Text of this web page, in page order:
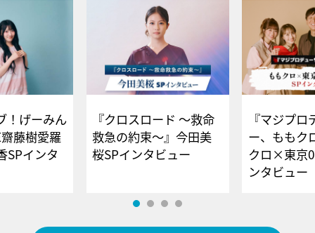
！げーみん
藤樹愛羅
SPインタ
『クロスロード ～救命
救急の約束～』今田美
桜SPインタビュー
『マジプロ
ー、ももク
クロ×東京
ンタビュー